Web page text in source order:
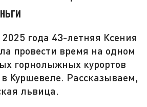
года 43-летняя Ксения
провести время на одном
горнолыжных курортов
Куршевеле. Рассказываем,
львица.